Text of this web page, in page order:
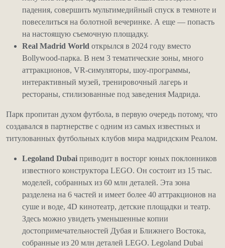
падения, совершить мультимедийный спуск в темноте и
повеселиться на болотной вечеринке. А еще — попасть
на настоящую съемочную площадку.
Real Madrid World открылся в 2024 году вместо
Bollywood-парка. В нем 3 тематические зоны, много
аттракционов, VR-симуляторы, шоу-программы,
интерактивный музей, тренировочный лагерь и
рестораны, стилизованные под заведения Мадрида.
Парк пропитан духом футбола, в первую очередь потому, что
создавался в партнерстве с одним из самых известных и
титулованных футбольных клубов мира мадридским Реалом.
Legoland Dubai приводит в восторг юных поклонников
известного конструктора LEGO. Он состоит из 15 тыс.
моделей, собранных из 60 млн деталей. Эта зона
разделена на 6 частей и имеет более 40 аттракционов на
суше и воде, 4D кинотеатр, детские площадки и театр.
Здесь можно увидеть уменьшенные копии
достопримечательностей Дубая и Ближнего Востока,
собранные из 20 млн деталей LEGO. Legoland Dubai